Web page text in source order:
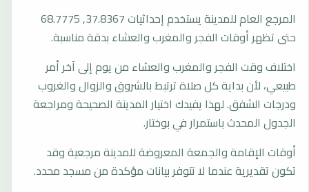
المرجع العام للمدينة يستخدم إحداثيات 37.8367, 68.7775
حتى تظهر أوقات الفجر والمغرب والعشاء بدقة مناسبة.
اختلاف وقت الفجر والمغرب والعشاء من يوم إلى آخر أمر
طبيعي، لأن بداية كل صلاة ترتبط بالشروق والزوال والغروب
ودرجات الشفق. لهذا يفيدك اختيار المدينة الصحيحة ومراجعة
الجدول المحدث باستمرار في بوختار.
أوقات الإقامة والجمعة المعروضة للمدينة مرجعية وقد
تكون تقديرية عندما لا تتوفر بيانات مؤكدة من مسجد محدد.